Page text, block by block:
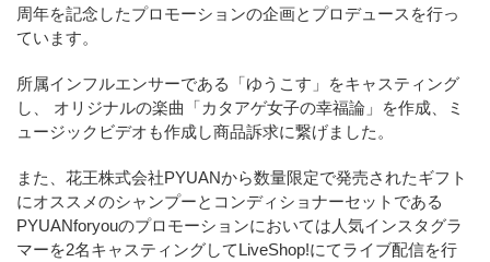
周年を記念したプロモーションの企画とプロデュースを行っ
ています。
所属インフルエンサーである「ゆうこす」をキャスティング
し、 オリジナルの楽曲「カタアゲ女子の幸福論」を作成、ミ
ュージックビデオも作成し商品訴求に繋げました。
また、花王株式会社PYUANから数量限定で発売されたギフト
にオススメのシャンプーとコンディショナーセットである
PYUANforyouのプロモーションにおいては人気インスタグラ
マーを2名キャスティングしてLiveShop!にてライブ配信を行